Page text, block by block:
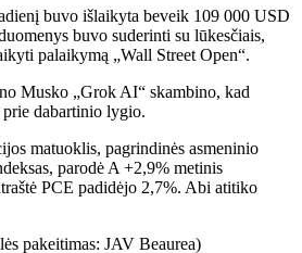
buvo išlaikyta beveik 109 000 USD
buvo suderinti su lūkesčiais,
palaikymą „Wall Street Open“.
Musko „Grok AI“ skambino, kad
prie dabartinio lygio.
matuoklis, pagrindinės asmeninio
parodė A +2,9% metinis
PCE padidėjo 2,7%. Abi atitiko
pakeitimas: JAV Beaurea)